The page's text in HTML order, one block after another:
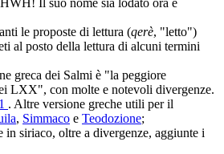
Il suo nome sia lodato ora e
le proposte di lettura (qerè, "letto")
al posto della lettura di alcuni termini
greca dei Salmi è "la peggiore
LXX", con molte e notevoli divergenze.
. Altre versione greche utili per il
, Simmaco e Teodozione;
in siriaco, oltre a divergenze, aggiunte i